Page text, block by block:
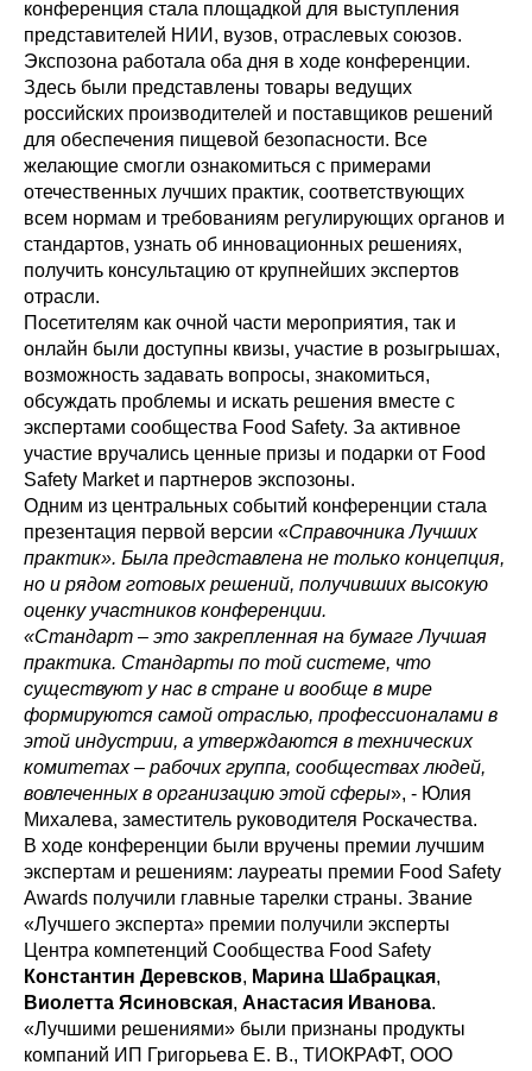
конференция стала площадкой для выступления
представителей НИИ, вузов, отраслевых союзов.
Экспозона работала оба дня в ходе конференции.
Здесь были представлены товары ведущих
российских производителей и поставщиков решений
для обеспечения пищевой безопасности. Все
желающие смогли ознакомиться с примерами
отечественных лучших практик, соответствующих
всем нормам и требованиям регулирующих органов и
стандартов, узнать об инновационных решениях,
получить консультацию от крупнейших экспертов
отрасли.
Посетителям как очной части мероприятия, так и
онлайн были доступны квизы, участие в розыгрышах,
возможность задавать вопросы, знакомиться,
обсуждать проблемы и искать решения вместе с
экспертами сообщества Food Safety. За активное
участие вручались ценные призы и подарки от Food
Safety Market и партнеров экспозоны.
Одним из центральных событий конференции стала
презентация первой версии «Справочника Лучших
практик». Была представлена не только концепция,
но и рядом готовых решений, получивших высокую
оценку участников конференции.
«Стандарт – это закрепленная на бумаге Лучшая
практика. Стандарты по той системе, что
существуют у нас в стране и вообще в мире
формируются самой отраслью, профессионалами в
этой индустрии, а утверждаются в технических
комитетах – рабочих группа, сообществах людей,
вовлеченных в организацию этой сферы», - Юлия
Михалева, заместитель руководителя Роскачества.
В ходе конференции были вручены премии лучшим
экспертам и решениям: лауреаты премии Food Safety
Awards получили главные тарелки страны. Звание
«Лучшего эксперта» премии получили эксперты
Центра компетенций Сообщества Food Safety
Константин Деревсков, Марина Шабрацкая,
Виолетта Ясиновская, Анастасия Иванова.
«Лучшими решениями» были признаны продукты
компаний ИП Григорьева Е. В., ТИОКРАФТ, ООО